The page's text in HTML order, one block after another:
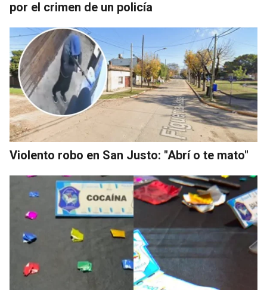
por el crimen de un policía
Violento robo en San Justo: "Abrí o te mato"